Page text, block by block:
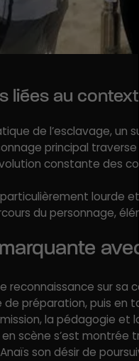
liées au
de l’esclavage, un
principal
constante des
lourde
du personnage,
sur sa
de préparation, puis
la pédagogie
en scène s’est
son désir de